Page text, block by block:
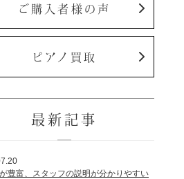
ご購入者様の声
ピアノ買取
最新記事
豊富、スタッフの説明が分かりやすい